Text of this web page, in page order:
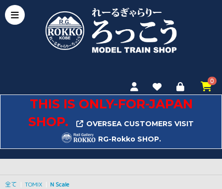
0
THIS IS ONLY-FOR-JAPAN
SHOP.
OVERSEA CUSTOMERS VISIT
RG-Rokko SHOP.
全て | TOMIX | N Scale